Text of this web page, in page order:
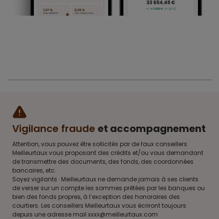
Vigilance fraude et accompagnement
Attention, vous pouvez être sollicités par de faux conseillers
Meilleurtaux vous proposant des crédits et/ou vous demandant
de transmettre des documents, des fonds, des coordonnées
bancaires, etc.
Soyez vigilants · Meilleurtaux ne demande jamais à ses clients
de verser sur un compte les sommes prêtées par les banques ou
bien des fonds propres, à l’exception des honoraires des
courtiers. Les conseillers Meilleurtaux vous écriront toujours
depuis une adresse mail xxxx@meilleurtaux.com